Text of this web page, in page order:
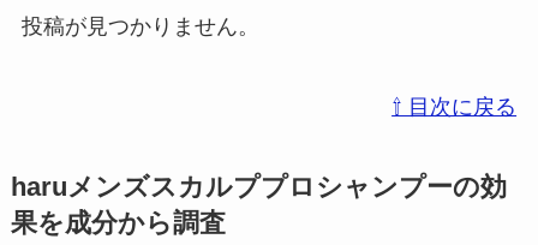
投稿が見つかりません。
⇧ 目次に戻る
haruメンズスカルププロシャンプーの効
果を成分から調査